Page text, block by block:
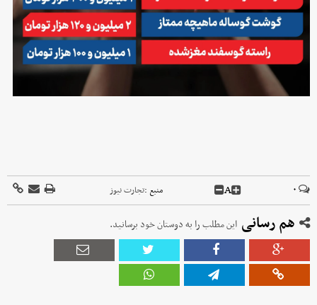
۰ A منبع :تجارت نیوز
هم رسانی این مطلب را به دوستان خود برسانید.